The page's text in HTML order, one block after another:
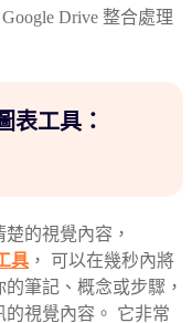
Drive 整合處理
表工具：
的視覺內容，
具 ， 可以在幾秒內將
筆記、概念或步驟，
的視覺內容。 它非常